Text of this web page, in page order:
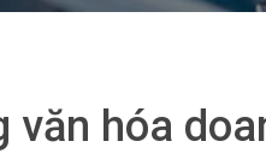
văn hóa